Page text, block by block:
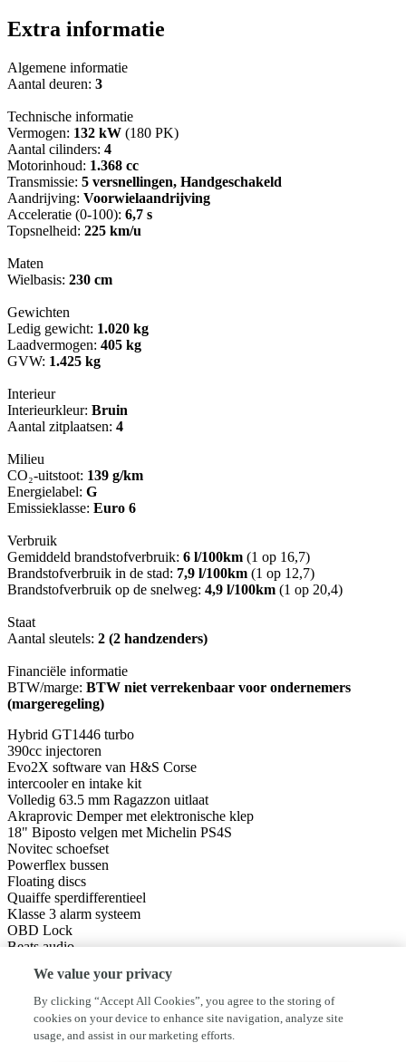
Extra informatie
Algemene informatie
Aantal deuren: 3
Technische informatie
Vermogen: 132 kW (180 PK)
Aantal cilinders: 4
Motorinhoud: 1.368 cc
Transmissie: 5 versnellingen, Handgeschakeld
Aandrijving: Voorwielaandrijving
Acceleratie (0-100): 6,7 s
Topsnelheid: 225 km/u
Maten
Wielbasis: 230 cm
Gewichten
Ledig gewicht: 1.020 kg
Laadvermogen: 405 kg
GVW: 1.425 kg
Interieur
Interieurkleur: Bruin
Aantal zitplaatsen: 4
Milieu
CO₂-uitstoot: 139 g/km
Energielabel: G
Emissieklasse: Euro 6
Verbruik
Gemiddeld brandstofverbruik: 6 l/100km (1 op 16,7)
Brandstofverbruik in de stad: 7,9 l/100km (1 op 12,7)
Brandstofverbruik op de snelweg: 4,9 l/100km (1 op 20,4)
Staat
Aantal sleutels: 2 (2 handzenders)
Financiële informatie
BTW/marge: BTW niet verrekenbaar voor ondernemers
(margeregeling)
Hybrid GT1446 turbo
390cc injectoren
Evo2X software van H&S Corse
intercooler en intake kit
Volledig 63.5 mm Ragazzon uitlaat
Akraprovic Demper met elektronische klep
18" Biposto velgen met Michelin PS4S
Novitec schoefset
Powerflex bussen
Floating discs
Quaiffe sperdifferentieel
Klasse 3 alarm systeem
OBD Lock
Beats audio
Carbon accenten
Front in PPF folie
Deze verkoop betreft een consignatie verkoop
Geen inruil mogelijk!
We value your privacy
By clicking “Accept All Cookies”, you agree to the storing of
cookies on your device to enhance site navigation, analyze site
usage, and assist in our marketing efforts.